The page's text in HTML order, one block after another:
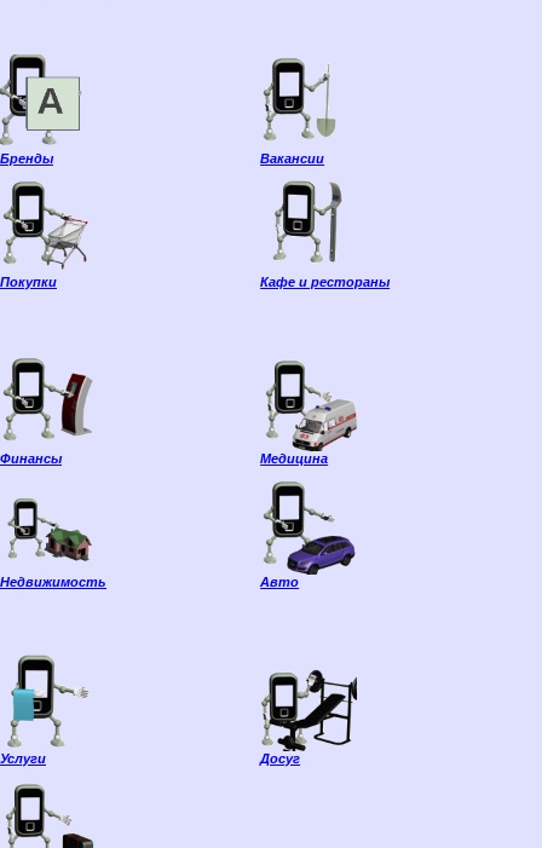
Бренды Вакансии
Покупки Кафе и рестораны
Финансы Медицина
Недвижимость Авто
Услуги Досуг